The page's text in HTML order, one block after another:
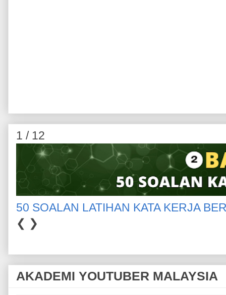
1 / 12
50 SOALAN LATIHAN KATA KERJA
❮ ❯
AKADEMI YOUTUBER MALAYSIA